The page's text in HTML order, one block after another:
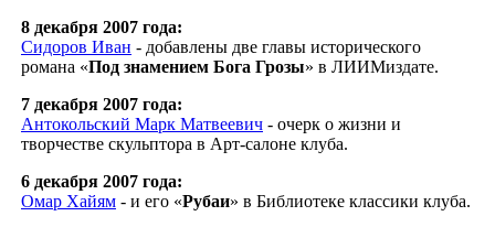
8 декабря 2007 года:
Сидоров Иван - добавлены две главы исторического
романа «Под знамением Бога Грозы» в ЛИИМиздате.
7 декабря 2007 года:
Антокольский Марк Матвеевич - очерк о жизни и
творчестве скульптора в Арт-салоне клуба.
6 декабря 2007 года:
Омар Хайям - и его «Рубаи» в Библиотеке классики клуба.